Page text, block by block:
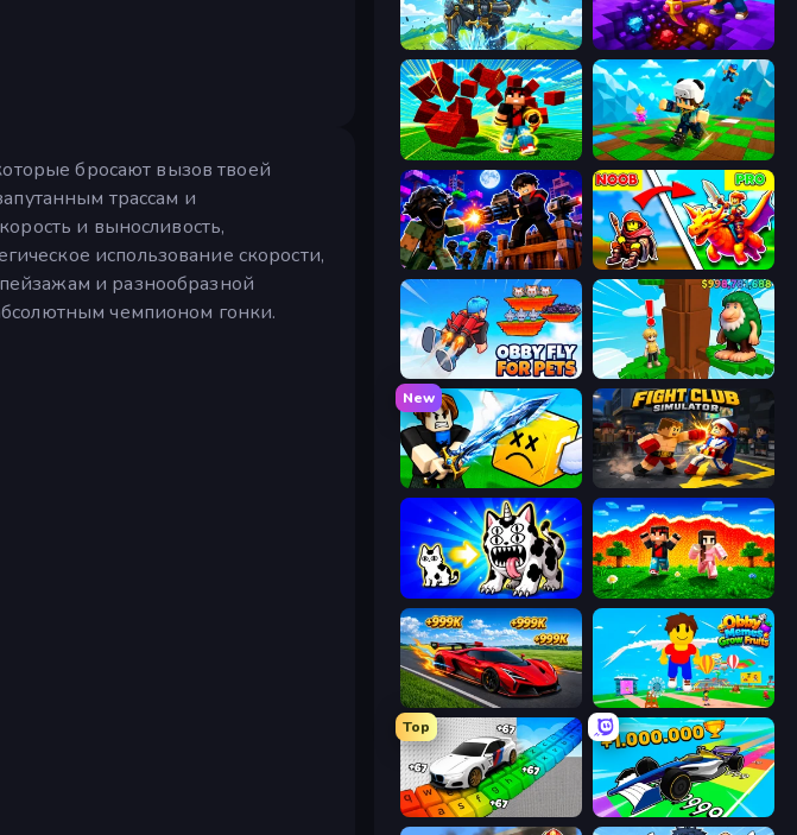
бросают вызов твоей
трассам и
и выносливость,
использование скорости,
и разнообразной
чемпионом гонки.
Obby: Pull a Sword Obby: Dig Down
Robby Superhero Robby: Many Games
Base Obby: Zombie Defense Battle of Knights: Robby and Dragons
Obby Fly For Pets Steal Beanstalk for Brainrots
New
Lucky Block Rush: Fight & Brainrots Fight Club Simulator
Strange Cats The Lava Tsunami
Obby Memes Grow Fruits
Top
Obby Car Challenge: Drive